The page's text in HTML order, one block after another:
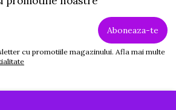
cu promotiile magazinului. Afla mai multe